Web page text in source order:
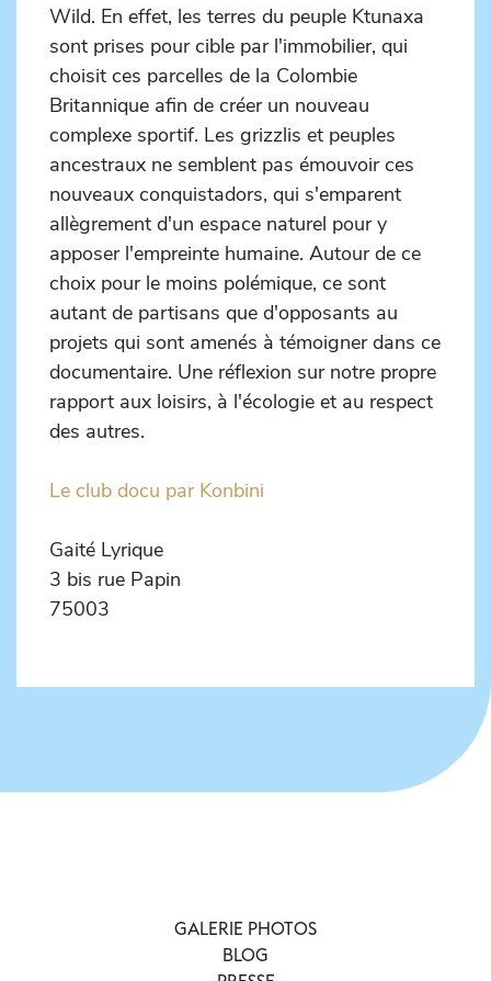
Wild. En effet, les terres du peuple Ktunaxa
sont prises pour cible par l'immobilier, qui
choisit ces parcelles de la Colombie
Britannique afin de créer un nouveau
complexe sportif. Les grizzlis et peuples
ancestraux ne semblent pas émouvoir ces
nouveaux conquistadors, qui s'emparent
allègrement d'un espace naturel pour y
apposer l'empreinte humaine. Autour de ce
choix pour le moins polémique, ce sont
autant de partisans que d'opposants au
projets qui sont amenés à témoigner dans ce
documentaire. Une réflexion sur notre propre
rapport aux loisirs, à l'écologie et au respect
des autres.
Le club docu par Konbini
Gaité Lyrique
3 bis rue Papin
75003
GALERIE PHOTOS
BLOG